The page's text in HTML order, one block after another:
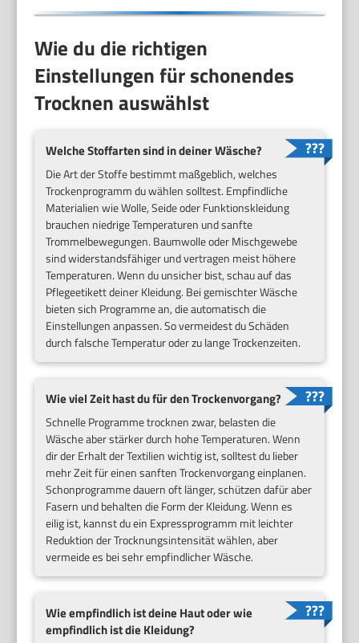
Wie du die richtigen
Einstellungen für schonendes
Trocknen auswählst
Welche Stoffarten sind in deiner Wäsche?
Die Art der Stoffe bestimmt maßgeblich, welches
Trockenprogramm du wählen solltest. Empfindliche
Materialien wie Wolle, Seide oder Funktionskleidung
brauchen niedrige Temperaturen und sanfte
Trommelbewegungen. Baumwolle oder Mischgewebe
sind widerstandsfähiger und vertragen meist höhere
Temperaturen. Wenn du unsicher bist, schau auf das
Pflegeetikett deiner Kleidung. Bei gemischter Wäsche
bieten sich Programme an, die automatisch die
Einstellungen anpassen. So vermeidest du Schäden
durch falsche Temperatur oder zu lange Trockenzeiten.
Wie viel Zeit hast du für den Trockenvorgang?
Schnelle Programme trocknen zwar, belasten die
Wäsche aber stärker durch hohe Temperaturen. Wenn
dir der Erhalt der Textilien wichtig ist, solltest du lieber
mehr Zeit für einen sanften Trockenvorgang einplanen.
Schonprogramme dauern oft länger, schützen dafür aber
Fasern und behalten die Form der Kleidung. Wenn es
eilig ist, kannst du ein Expressprogramm mit leichter
Reduktion der Trocknungsintensität wählen, aber
vermeide es bei sehr empfindlicher Wäsche.
Wie empfindlich ist deine Haut oder wie
empfindlich ist die Kleidung?